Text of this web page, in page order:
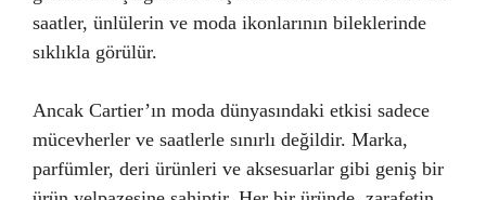
saatler, ünlülerin ve moda ikonlarının bileklerinde
sıklıkla görülür.
Ancak Cartier’ın moda dünyasındaki etkisi sadece
mücevherler ve saatlerle sınırlı değildir. Marka,
parfümler, deri ürünleri ve aksesuarlar gibi geniş bir